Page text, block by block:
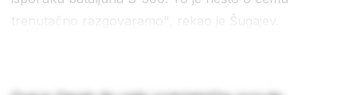
trenutačno razgovaramo", rekao je Šugajev.